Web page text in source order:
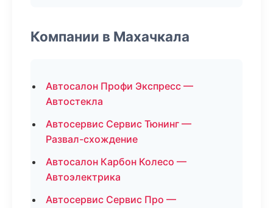
Компании в Махачкала
Автосалон Профи Экспресс —
Автостекла
Автосервис Сервис Тюнинг —
Развал-схождение
Автосалон Карбон Колесо —
Автоэлектрика
Автосервис Сервис Про —